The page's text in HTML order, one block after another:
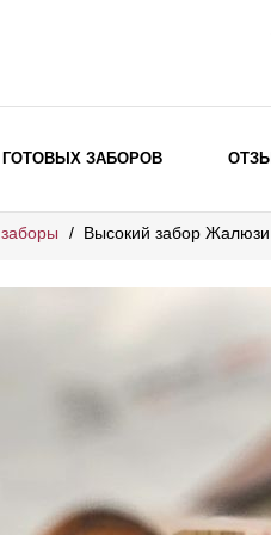
ВЫБОР ПО
Заборы с
Забор жалюзи с
Металлические
Металлические
ГОТОВЫХ ЗАБОРОВ
Высокий забор Жалюзи